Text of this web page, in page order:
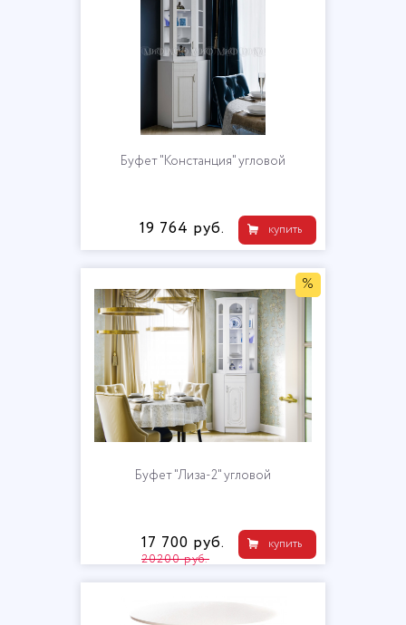
Буфет "Констанция" угловой
купить
19 764 руб.
%
Буфет "Лиза-2" угловой
купить
17 700 руб.
20200 руб.